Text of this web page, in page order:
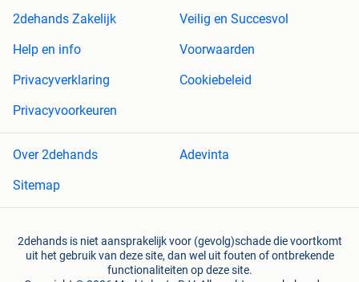
2dehands Zakelijk
Veilig en Succesvol
Help en info
Voorwaarden
Privacyverklaring
Cookiebeleid
Privacyvoorkeuren
Over 2dehands
Adevinta
Sitemap
2dehands is niet aansprakelijk voor (gevolg)schade die voortkomt
uit het gebruik van deze site, dan wel uit fouten of ontbrekende
functionaliteiten op deze site.